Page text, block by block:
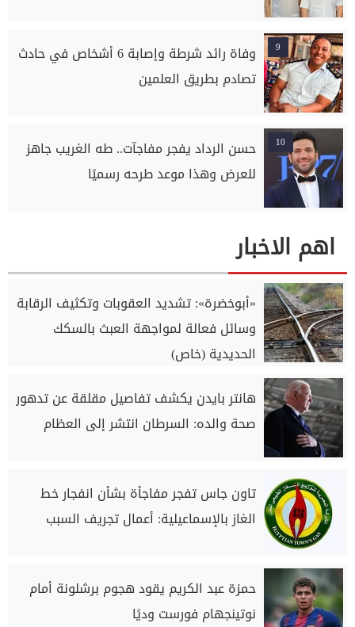
9
وفاة رائد شرطة وإصابة 6 أشخاص في حادث
تصادم بطريق العلمين
10
حسن الرداد يفجر مفاجآت.. طه الغريب جاهز
للعرض وهذا موعد طرحه رسميًا
اهم الاخبار
«أبوخضرة»: تشديد العقوبات وتكثيف الرقابة
وسائل فعالة لمواجهة العبث بالسكك
الحديدية (خاص)
هانتر بايدن يكشف تفاصيل مقلقة عن تدهور
صحة والده: السرطان انتشر إلى العظام
تاون جاس تفجر مفاجأة بشأن انفجار خط
الغاز بالإسماعيلية: أعمال تجريف السبب
حمزة عبد الكريم يقود هجوم برشلونة أمام
نوتينجهام فورست وديًا